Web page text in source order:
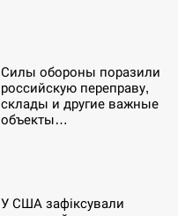
Силы обороны поразили
российскую переправу,
склады и другие важные
объекты…
У США зафіксували